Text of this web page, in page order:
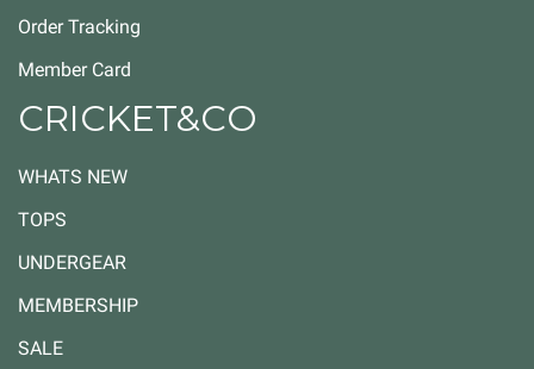
Order Tracking
Member Card
CRICKET&CO
WHATS NEW
TOPS
UNDERGEAR
MEMBERSHIP
SALE